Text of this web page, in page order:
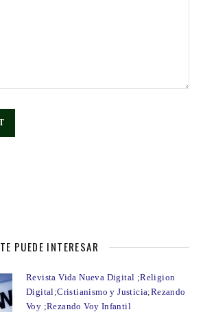
TE PUEDE INTERESAR
Revista Vida Nueva Digital ;Religion
Digital;Cristianismo y Justicia;Rezando
Voy ;Rezando Voy Infantil